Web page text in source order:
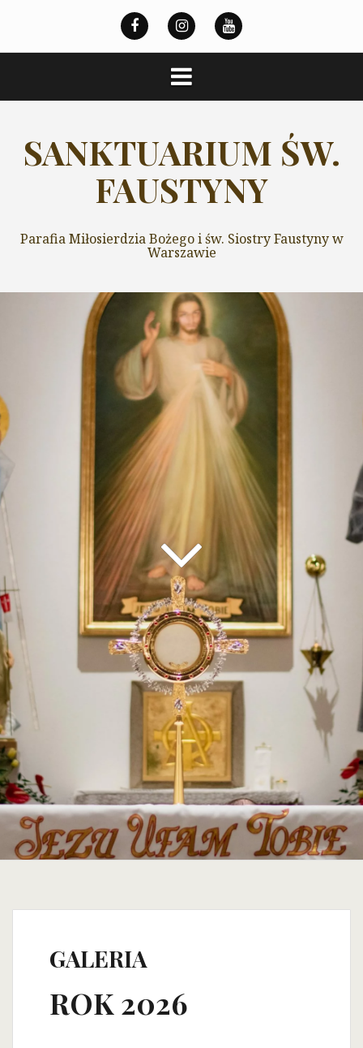
treści
SANKTUARIUM ŚW.
FAUSTYNY
Parafia Miłosierdzia Bożego i św. Siostry Faustyny w
Warszawie
GALERIA
ROK 2026